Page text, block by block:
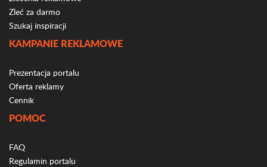
Zleć za darmo
Szukaj inspiracji
KAMPANIE REKLAMOWE
Prezentacja portalu
Oferta reklamy
Cennik
POMOC
FAQ
Regulamin portalu